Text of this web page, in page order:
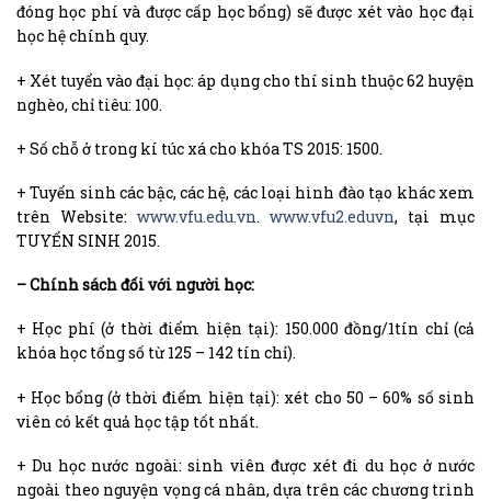
đóng học phí và được cấp học bổng) sẽ được xét vào học đại
học hệ chính quy.
+ Xét tuyển vào đại học: áp dụng cho thí sinh thuộc 62 huyện
nghèo, chỉ tiêu: 100.
+ Số chỗ ở trong kí túc xá cho khóa TS 2015: 1500.
+ Tuyển sinh các bậc, các hệ, các loại hình đào tạo khác xem
trên Website: www.vfu.edu.vn. www.vfu2.eduvn, tại mục
TUYỂN SINH 2015.
– Chính sách đối với người học:
+ Học phí (ở thời điểm hiện tại): 150.000 đồng/1tín chỉ (cả
khóa học tổng số từ 125 – 142 tín chỉ).
+ Học bổng (ở thời điểm hiện tại): xét cho 50 – 60% số sinh
viên có kết quả học tập tốt nhất.
+ Du học nước ngoài: sinh viên được xét đi du học ở nước
ngoài theo nguyện vọng cá nhân, dựa trên các chương trình